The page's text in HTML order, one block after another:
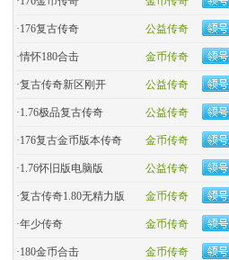
公益传奇
·176复古传奇
金币传奇
·情怀180合击
公益传奇
·复古传奇新区刚开
公益传奇
·1.76极品复古传奇
金币传奇
·176复古金币版本传奇
公益传奇
·1.76怀旧版电脑版
金币传奇
·复古传奇1.80无精力版
金币传奇
·年少传奇
金币传奇
·180金币合击